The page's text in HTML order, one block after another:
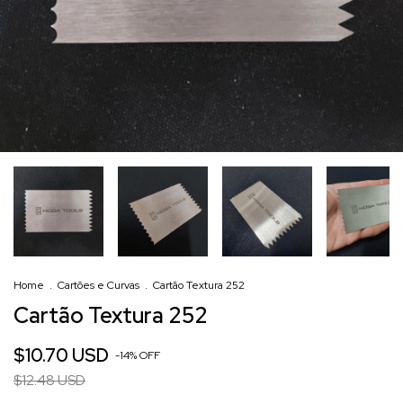
Home . Cartões e Curvas . Cartão Textura 252
Cartão Textura 252
$10.70 USD -14%OFF
$12.48 USD